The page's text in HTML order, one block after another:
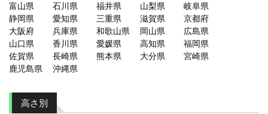
富山県
石川県 福井県 山梨県
岐阜県
静岡県
愛知県 三重県 滋賀県
京都府
大阪府
兵庫県 和歌山県 岡山県
広島県
山口県
香川県 愛媛県 高知県
福岡県
佐賀県
長崎県 熊本県 大分県
宮崎県
鹿児島県
沖縄県
高さ別